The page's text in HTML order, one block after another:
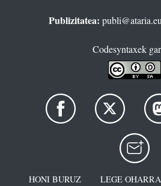
Publizitatea:
Codesyntaxek
HONI BURUZ LEGE OHARRA